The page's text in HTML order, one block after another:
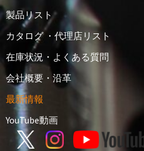
製品リスト
カタログ ・代理店リスト
在庫状況・よくある質問
会社概要・沿革
最新情報
YouTube動画